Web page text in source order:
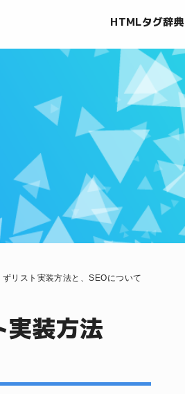
HTMLタグ辞典
リスト実装方法と、SEOについて
装方法